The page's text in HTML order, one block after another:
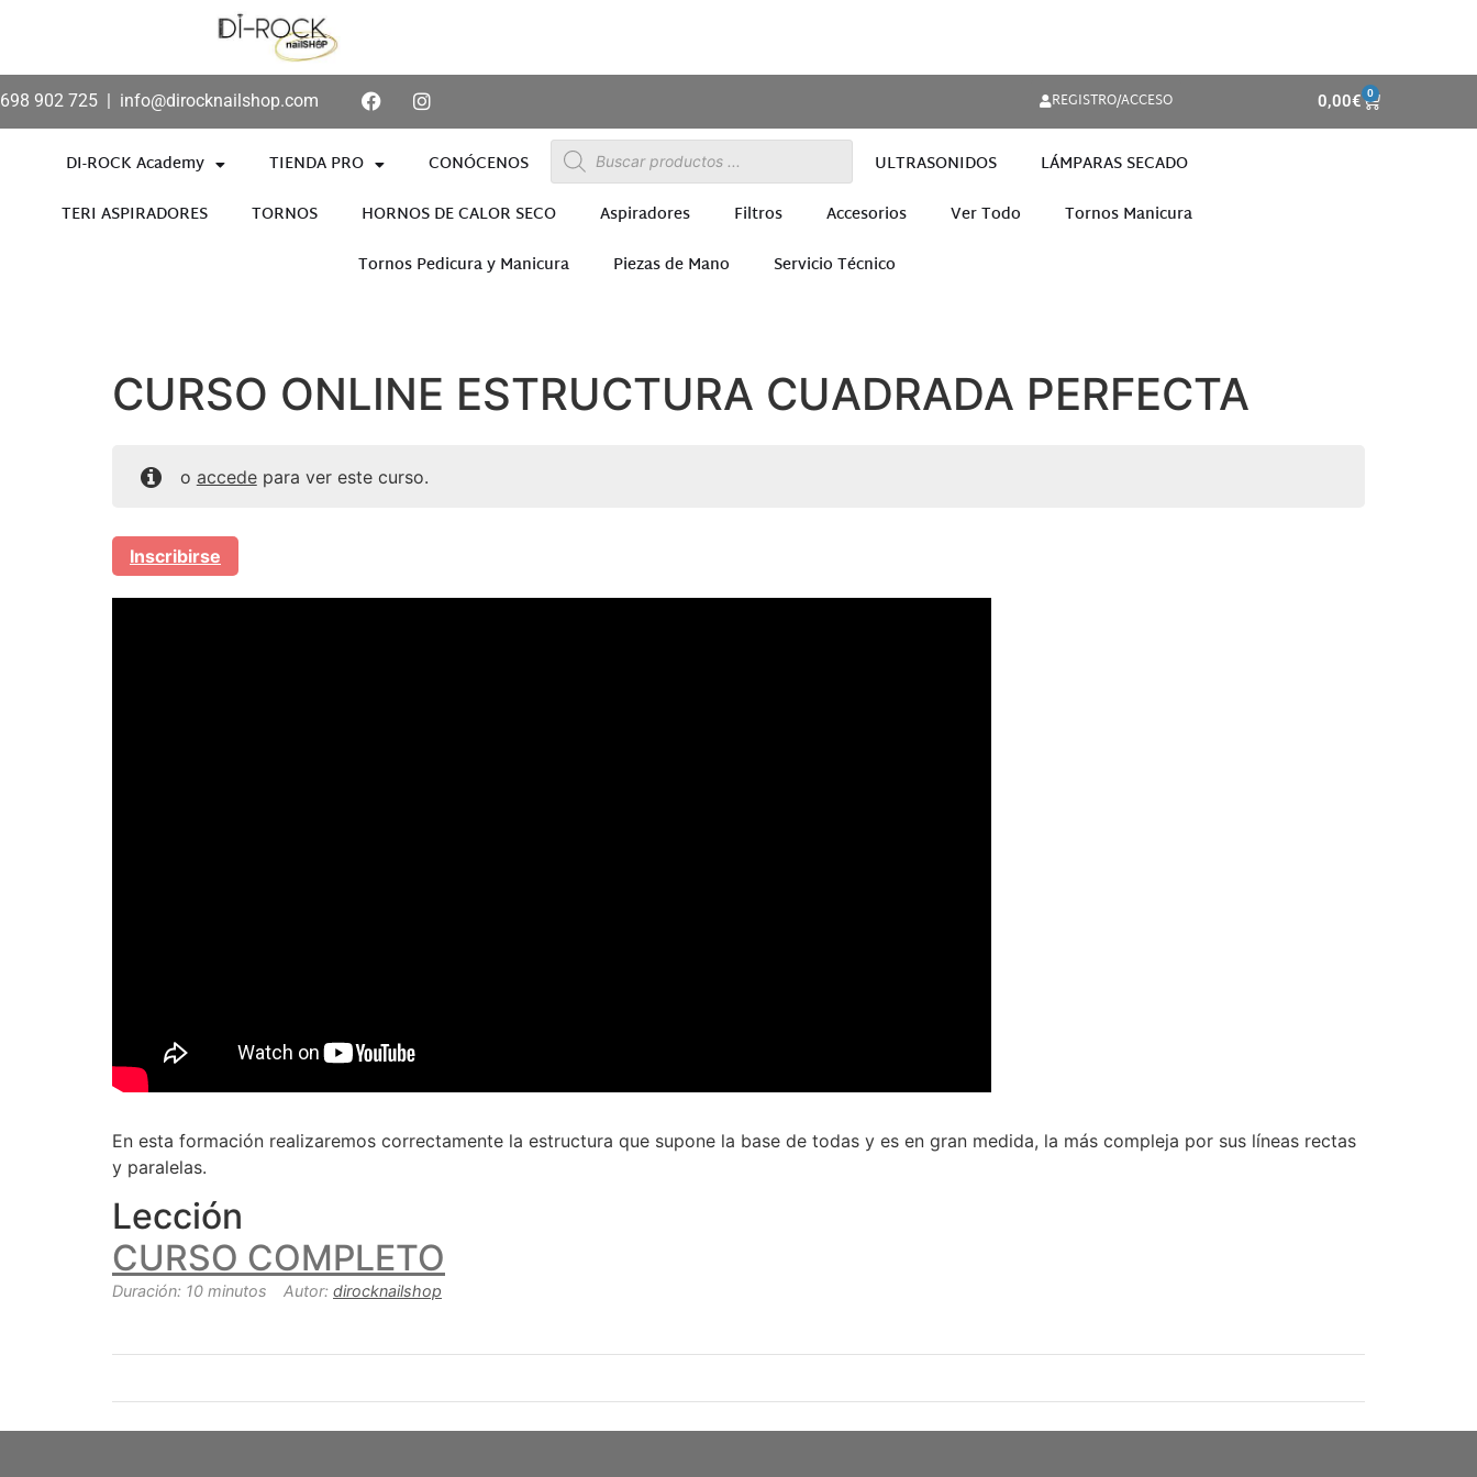
698 902 725 | info@dirocknailshop.com REGISTRO/ACCESO 0,00€ 0
DI-ROCK Academy TIENDA PRO CONÓCENOS ULTRASONIDOS
LÁMPARAS SECADO
TERI ASPIRADORES
TORNOS HORNOS DE CALOR SECO Aspiradores Filtros Accesorios Ver Todo
Tornos Manicura
Tornos Pedicura y Manicura
Piezas de Mano Servicio Técnico
CURSO ONLINE ESTRUCTURA CUADRADA PERFECTA
o accedepara ver este curso.
Inscribirse
En esta formación realizaremos correctamente la estructura que supone la base de todas y es en gran medida, la más compleja por sus líneas rectas
y paralelas.
Lección
CURSO COMPLETO
Duración: 10 minutos Autor: dirocknailshop